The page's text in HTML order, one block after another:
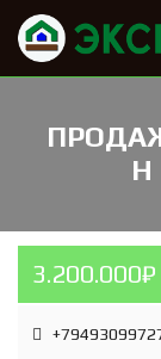
Н
3.200.000₽